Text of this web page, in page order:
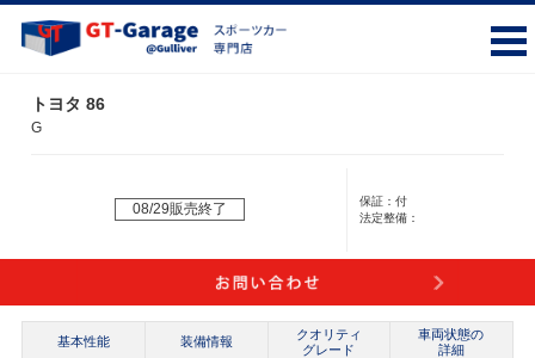
トヨタ 86
G
08/29販売終了 保証：付
法定整備：
基本性能 装備情報
クオリティ
グレード
車両状態の
詳細